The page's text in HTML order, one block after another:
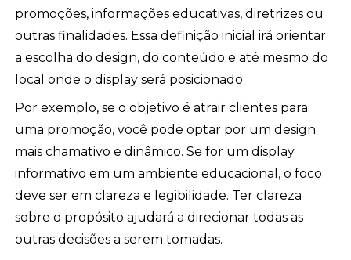
promoções, informações educativas, diretrizes ou
outras finalidades. Essa definição inicial irá orientar
a escolha do design, do conteúdo e até mesmo do
local onde o display será posicionado.
Por exemplo, se o objetivo é atrair clientes para
uma promoção, você pode optar por um design
mais chamativo e dinâmico. Se for um display
informativo em um ambiente educacional, o foco
deve ser em clareza e legibilidade. Ter clareza
sobre o propósito ajudará a direcionar todas as
outras decisões a serem tomadas.